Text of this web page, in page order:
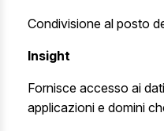
Condivisione al posto
Insight
Fornisce accesso ai
applicazioni e domini